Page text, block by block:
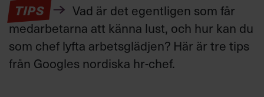
TIPS
Vad är det egentligen som får
medarbetarna att känna lust, och hur kan du
som chef lyfta arbetsglädjen? Här är tre tips
från Googles nordiska hr-chef.